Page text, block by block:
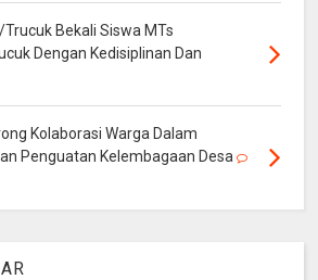
Bekali Siswa MTs
Dengan Kedisiplinan Dan
Kolaborasi Warga Dalam
Penguatan Kelembagaan Desa